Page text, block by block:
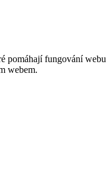
pomáhají fungování webu
webem.